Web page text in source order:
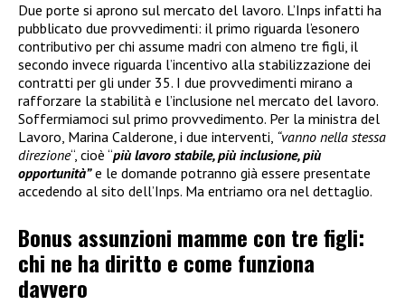
Due porte si aprono sul mercato del lavoro. L’Inps infatti ha
pubblicato due provvedimenti: il primo riguarda l’esonero
contributivo per chi assume madri con almeno tre figli, il
secondo invece riguarda l’incentivo alla stabilizzazione dei
contratti per gli under 35. I due provvedimenti mirano a
rafforzare la stabilità e l’inclusione nel mercato del lavoro.
Soffermiamoci sul primo provvedimento. Per la ministra del
Lavoro, Marina Calderone, i due interventi, “vanno nella stessa
direzione“, cioè “più lavoro stabile, più inclusione, più
opportunità”e le domande potranno già essere presentate
accedendo al sito dell’Inps. Ma entriamo ora nel dettaglio.
Bonus assunzioni mamme con tre figli:
chi ne ha diritto e come funziona
davvero